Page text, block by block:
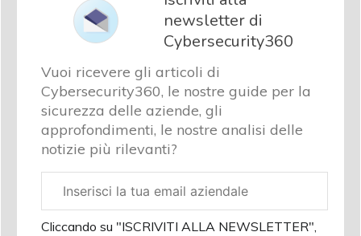
newsletter di
Cybersecurity360
Vuoi ricevere gli articoli di
Cybersecurity360, le nostre guide per la
sicurezza delle aziende, gli
approfondimenti, le nostre analisi delle
notizie più rilevanti?
aziendale
Cliccando su "ISCRIVITI ALLA NEWSLETTER",